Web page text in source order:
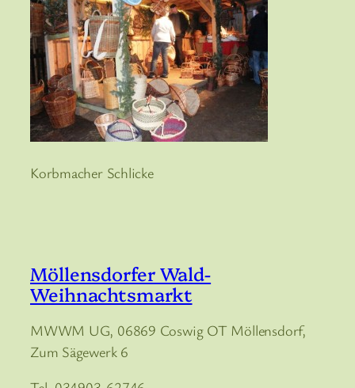
Korbmacher Schlicke
Möllensdorfer Wald-
Weihnachtsmarkt
MWWM UG, 06869 Coswig OT Möllensdorf,
Zum Sägewerk 6